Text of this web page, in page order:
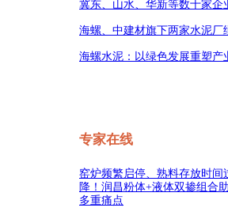
冀东、山水、华新等数十家企
海螺、中建材旗下两家水泥厂
海螺水泥：以绿色发展重塑产
专家在线
窑炉频繁启停、熟料存放时间
降！润昌粉体+液体双掺组合
多重痛点